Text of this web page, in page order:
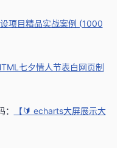
设项目精品实战案例 (1000
七夕情人节表白网页制
【🔰 echarts大屏展示大